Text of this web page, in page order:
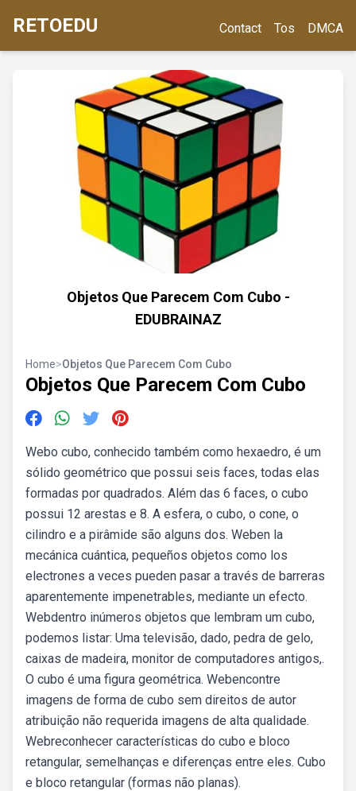
RETOEDU Contact Tos DMCA
Objetos Que Parecem Com Cubo -
EDUBRAINAZ
Home>Objetos Que Parecem Com Cubo
Objetos Que Parecem Com Cubo
Webo cubo, conhecido também como hexaedro, é um
sólido geométrico que possui seis faces, todas elas
formadas por quadrados. Além das 6 faces, o cubo
possui 12 arestas e 8. A esfera, o cubo, o cone, o
cilindro e a pirâmide são alguns dos. Weben la
mecánica cuántica, pequeños objetos como los
electrones a veces pueden pasar a través de barreras
aparentemente impenetrables, mediante un efecto.
Webdentro inúmeros objetos que lembram um cubo,
podemos listar: Uma televisão, dado, pedra de gelo,
caixas de madeira, monitor de computadores antigos,.
O cubo é uma figura geométrica. Webencontre
imagens de forma de cubo sem direitos de autor
atribuição não requerida imagens de alta qualidade.
Webreconhecer características do cubo e bloco
retangular, semelhanças e diferenças entre eles. Cubo
e bloco retangular (formas não planas).